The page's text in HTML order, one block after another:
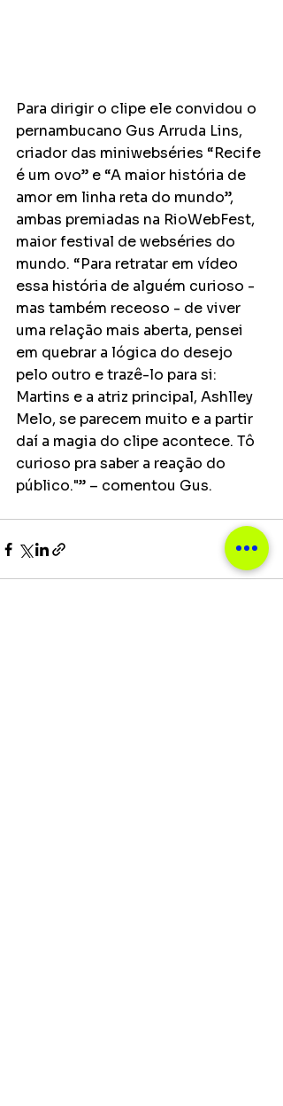
Para dirigir o clipe ele convidou o
pernambucano Gus Arruda Lins,
criador das miniwebséries “Recife
é um ovo” e “A maior história de
amor em linha reta do mundo”,
ambas premiadas na RioWebFest,
maior festival de webséries do
mundo. “Para retratar em vídeo
essa história de alguém curioso -
mas também receoso - de viver
uma relação mais aberta, pensei
em quebrar a lógica do desejo
pelo outro e trazê-lo para si:
Martins e a atriz principal, Ashlley
Melo, se parecem muito e a partir
daí a magia do clipe acontece. Tô
curioso pra saber a reação do
público."” – comentou Gus.